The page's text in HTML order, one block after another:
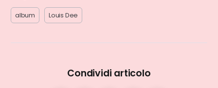
album Louis Dee
Condividi articolo